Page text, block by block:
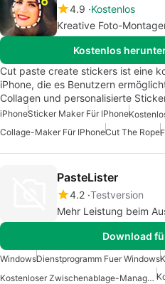
4.9 Kostenlos
Kreative Foto-
Kostenlos
Cut paste create stickers ist eine
iPhone, die es Benutzern
Collagen und personalisierte
iPhoneSticker Maker Für IPhone
Collage-Maker Für IPhoneCut The Rope
PasteLister
4.2 Testversion
Mehr Leistung beim
Download
WindowsDienstprogramm Fuer Windows
Kostenloser Zwischenablage-Manager Für Windows